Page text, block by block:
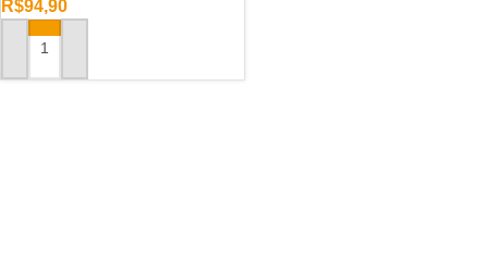
R$94,90
ADICIONAR AO CARRINHO